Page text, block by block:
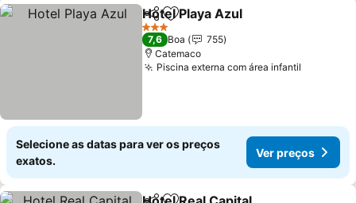
PartilharAdicionar aos favoritos
Hotel Playa Azul
3 Estrelas
7,6 Boa
755
Catemaco
Piscina externa com área infantil
Selecione as datas para ver os preços
exatos.
Ver preços